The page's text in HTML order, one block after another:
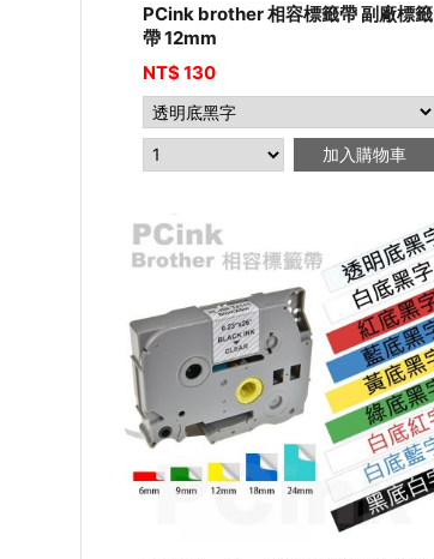
PCink brother 相容標籤帶 副廠標籤
帶 12mm
NT$130
加入購物車